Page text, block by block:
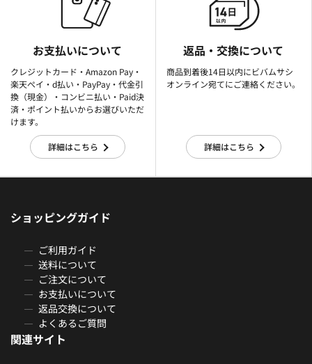
お支払いについて
クレジットカード・Amazon Pay・
楽天ぺイ・d払い・PayPay・代金引
換（現金）・コンビニ払い・Paid決
済・ポイント払いからお選びいただ
けます。
詳細はこちら
返品・交換について
商品到着後14日以内にビバムサシ
オンライン宛てにご連絡ください。
詳細はこちら
ショッピングガイド
ご利用ガイド
送料について
ご注文について
お支払いについて
返品交換について
よくあるご質問
関連サイト